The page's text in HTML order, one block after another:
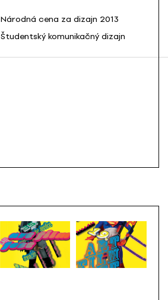
Národná cena za dizajn 2013
Študentský komunikačný dizajn